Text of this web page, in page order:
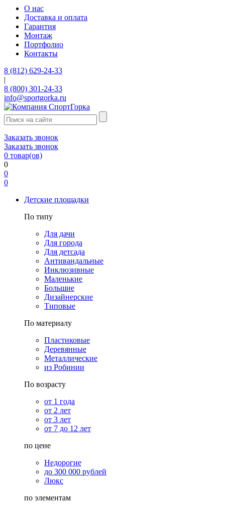
О нас
Доставка и оплата
Гарантия
Монтаж
Портфолио
Контакты
8 (812) 629-24-33
|
8 (800) 301-24-33
info@sportgorka.ru
Заказать звонок
Заказать звонок
0 товар(ов)
0
0
0
Детские площадки
По типу
Для дачи
Для города
Для детсада
Антивандальные
Инклюзивные
Маленькие
Большие
Дизайнерские
Типовые
По материалу
Пластиковые
Деревянные
Металлические
из Робинии
По возрасту
от 1 года
от 2 лет
от 3 лет
от 7 до 12 лет
по цене
Недорогие
до 300 000 рублей
Люкс
по элементам